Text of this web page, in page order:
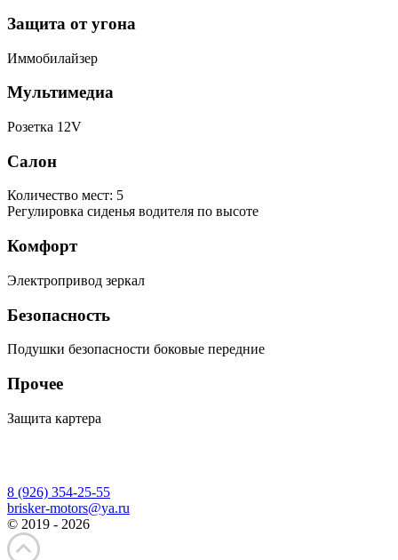
Защита от угона
Иммобилайзер
Мультимедиа
Розетка 12V
Салон
Количество мест: 5
Регулировка сиденья водителя по высоте
Комфорт
Электропривод зеркал
Безопасность
Подушки безопасности боковые передние
Прочее
Защита картера
8 (926) 354-25-55
brisker-motors@ya.ru
© 2019 - 2026